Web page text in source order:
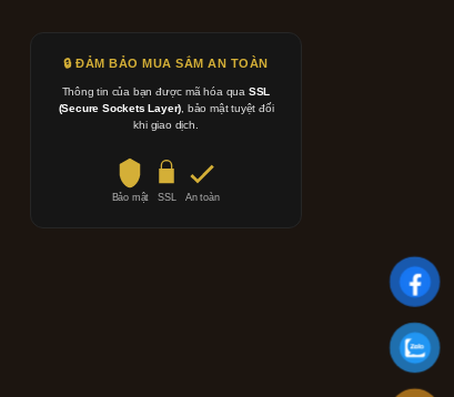
🔒 ĐẢM BẢO MUA SẮM AN TOÀN
Thông tin của bạn được mã hóa qua SSL
(Secure Sockets Layer) , bảo mật tuyệt đối
khi giao dịch.
Bảo mật SSL An toàn